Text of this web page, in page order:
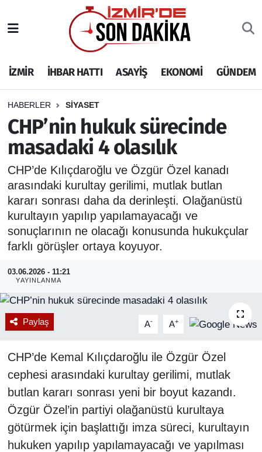
İZMİR İHBAR HATTI ASAYİŞ EKONOMİ GÜNDEM
HABERLER SİYASET
CHP’nin hukuk sürecinde
masadaki 4 olasılık
CHP’de Kılıçdaroğlu ve Özgür Özel kanadı
arasındaki kurultay gerilimi, mutlak butlan
kararı sonrası daha da derinleşti. Olağanüstü
kurultayın yapılıp yapılamayacağı ve
sonuçlarının ne olacağı konusunda hukukçular
farklı görüşler ortaya koyuyor.
03.06.2026 - 11:21
YAYINLANMA
Paylaş A- A+
CHP’de Kemal Kılıçdaroğlu ile Özgür Özel
cephesi arasındaki kurultay gerilimi, mutlak
butlan kararı sonrası yeni bir boyut kazandı.
Özgür Özel’in partiyi olağanüstü kurultaya
götürmek için başlattığı imza süreci, kurultayın
hukuken yapılıp yapılamayacağı ve yapılması
İHBAR HATTI
DEPREM
GENEL
EKONOMİ
SPOR
ASAYİŞ
RESMİ REKLAM
İzmir Nöbetçi Eczaneler
İzmir Hava Durumu
İzmir Namaz Vakitleri
İzmir Trafik Yoğunluk Haritası
Puan Durumu ve Fikstür
Tüm Manşetler
Son Dakika Haberleri
Haber Arşivi